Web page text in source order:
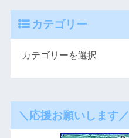
カテゴリー
＼応援お願いします／